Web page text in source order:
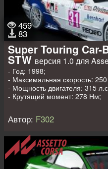
459
83
Super Touring Car-
STW версия 1.0 для
- Год: 1998;
- Максимальная скорость:
- Мощность двигателя: 315
- Крутящий момент: 278 Нм;
Автор: F302